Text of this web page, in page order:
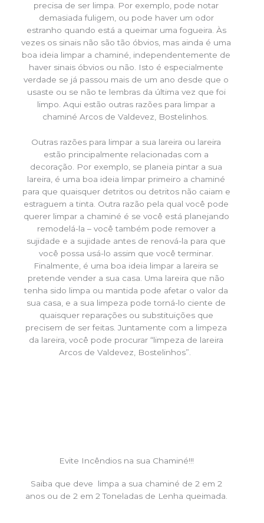
precisa de ser limpa. Por exemplo, pode notar
demasiada fuligem, ou pode haver um odor
estranho quando está a queimar uma fogueira. Às
vezes os sinais não são tão óbvios, mas ainda é uma
boa ideia limpar a chaminé, independentemente de
haver sinais óbvios ou não. Isto é especialmente
verdade se já passou mais de um ano desde que o
usaste ou se não te lembras da última vez que foi
limpo. Aqui estão outras razões para limpar a
chaminé Arcos de Valdevez, Bostelinhos.
Outras razões para limpar a sua lareira ou lareira
estão principalmente relacionadas com a
decoração. Por exemplo, se planeia pintar a sua
lareira, é uma boa ideia limpar primeiro a chaminé
para que quaisquer detritos ou detritos não caiam e
estraguem a tinta. Outra razão pela qual você pode
querer limpar a chaminé é se você está planejando
remodelá-la – você também pode remover a
sujidade e a sujidade antes de renová-la para que
você possa usá-lo assim que você terminar.
Finalmente, é uma boa ideia limpar a lareira se
pretende vender a sua casa. Uma lareira que não
tenha sido limpa ou mantida pode afetar o valor da
sua casa, e a sua limpeza pode torná-lo ciente de
quaisquer reparações ou substituições que
precisem de ser feitas. Juntamente com a limpeza
da lareira, você pode procurar “limpeza de lareira
Arcos de Valdevez, Bostelinhos”.
Evite Incêndios na sua Chaminé!!!
Saiba que deve limpa a sua chaminé de 2 em 2
anos ou de 2 em 2 Toneladas de Lenha queimada.